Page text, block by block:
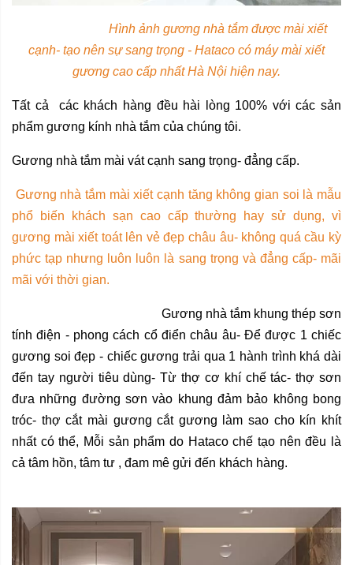
Hình ảnh gương nhà tắm được mài xiết
cạnh- tạo nên sự sang trọng - Hataco có máy mài xiết
gương cao cấp nhất Hà Nội hiện nay.
Tất cả các khách hàng đều hài lòng 100% với các sản
phẩm gương kính nhà tắm của chúng tôi.
Gương nhà tắm mài vát cạnh sang trọng- đẳng cấp.
Gương nhà tắm mài xiết cạnh tăng không gian soi là mẫu
phổ biến khách sạn cao cấp thường hay sử dụng, vì
gương mài xiết toát lên vẻ đẹp châu âu- không quá cầu kỳ
phức tạp nhưng luôn luôn là sang trọng và đẳng cấp- mãi
mãi với thời gian.
Gương nhà tắm khung thép sơn
tính điện - phong cách cổ điển châu âu- Để được 1 chiếc
gương soi đẹp - chiếc gương trải qua 1 hành trình khá dài
đến tay người tiêu dùng- Từ thợ cơ khí chế tác- thợ sơn
đưa những đường sơn vào khung đảm bảo không bong
tróc- thợ cắt mài gương cắt gương làm sao cho kín khít
nhất có thể, Mỗi sản phẩm do Hataco chế tạo nên đều là
cả tâm hồn, tâm tư , đam mê gửi đến khách hàng.